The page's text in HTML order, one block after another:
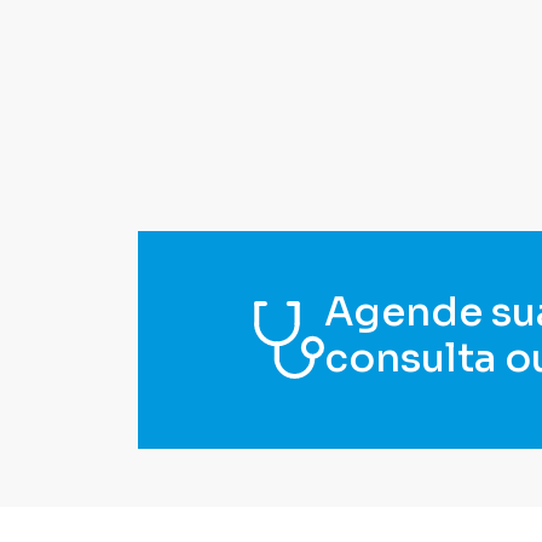
Agende
consulta